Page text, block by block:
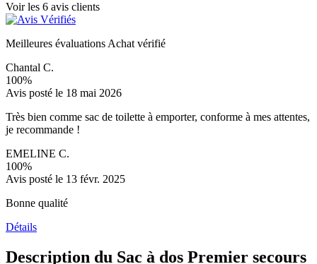
Voir les 6 avis clients
Meilleures évaluations Achat vérifié
Chantal C.
100%
Avis posté le 18 mai 2026
Très bien comme sac de toilette à emporter, conforme à mes attentes,
je recommande !
EMELINE C.
100%
Avis posté le 13 févr. 2025
Bonne qualité
Détails
Description du Sac à dos Premier secours